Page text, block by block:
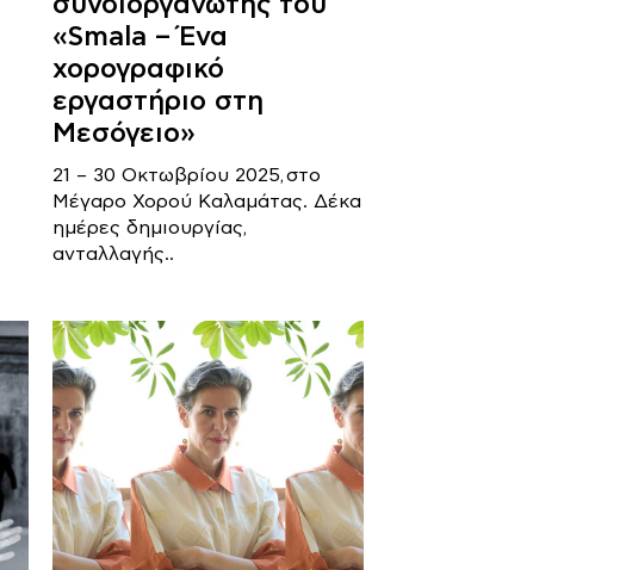
«Smala – Ένα
χορογραφικό
εργαστήριο στη
Μεσόγειο»
21 – 30 Οκτωβρίου 2025, στο
Μέγαρο Χορού Καλαμάτας. Δέκα
ημέρες δημιουργίας,
ανταλλαγής..